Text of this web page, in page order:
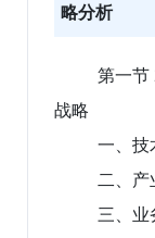
略分析
第一节
战略
一、技
二、产
三、业